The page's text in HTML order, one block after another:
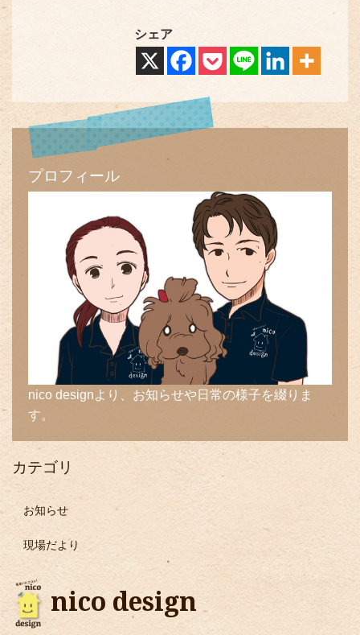
シェア
プロフィール
nico designより、お知らせや日常の様子を綴りま
す。
カテゴリ
お知らせ
現場だより
nico design